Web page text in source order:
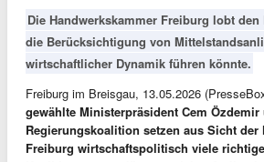
Die Handwerkskammer Freiburg lobt
die Berücksichtigung von
wirtschaftlicher Dynamik führen könnte.
Freiburg im Breisgau, 13.05.2026
gewählte Ministerpräsident Cem Özdemir
Regierungskoalition setzen aus Sicht der
Freiburg wirtschaftspolitisch viele